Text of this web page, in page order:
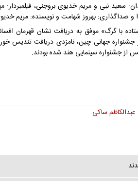
سعید نبی و مریم خدیوی بروجنی، فیلمبردار:
و صداگذاری: بهروز شهامت و نویسنده: مریم
از این در سال ۲۰۲۴ با مستند «ایستاده با گرگ» موفق به دریافت نشان قهرمان
جشنواره جهانی چین، نامزدی دریافت تندیس
عبدالکاظم ساکی